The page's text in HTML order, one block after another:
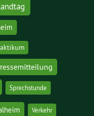
Sprechstunde
Verkehr